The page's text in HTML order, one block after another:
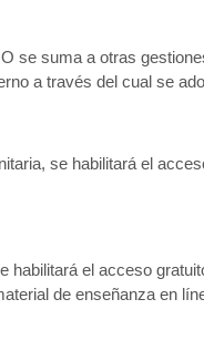
se suma a otras
a través del cual se
se habilitará el
habilitará el acceso
de enseñanza en